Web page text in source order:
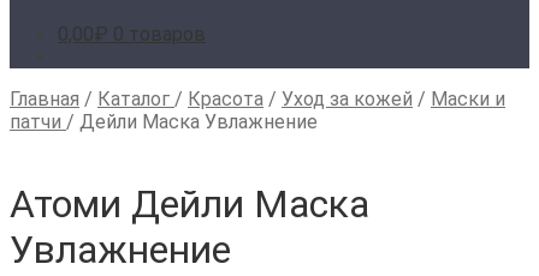
0,00₽ 0 товаров
Главная / Каталог / Красота / Уход за кожей / Маски и
патчи / Дейли Маска Увлажнение
Атоми Дейли Маска
Увлажнение